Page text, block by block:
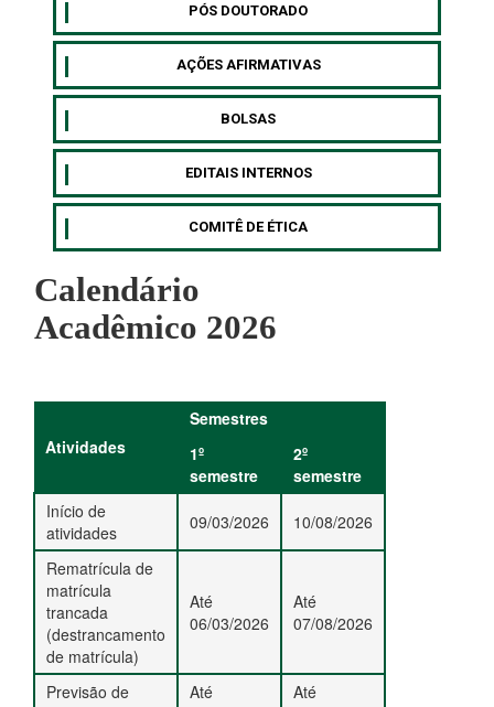
⁠PÓS DOUTORADO
AÇÕES AFIRMATIVAS
BOLSAS
EDITAIS INTERNOS
COMITÊ DE ÉTICA
Calendário
Acadêmico 2026
Atividades
Semestres
1º
semestre
2º
semestre
Início de
atividades
09/03/2026 10/08/2026
Rematrícula de
matrícula
trancada
(destrancamento
de matrícula)
Até
06/03/2026
Até
07/08/2026
Previsão de
Até
Até